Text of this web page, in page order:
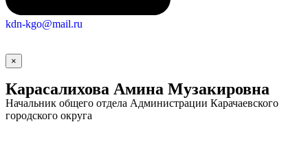
Экономика
kdn-kgo@mail.ru
×
Карасалихова Амина Музакировна
Начальник общего отдела Администрации Карачаевского
городского округа